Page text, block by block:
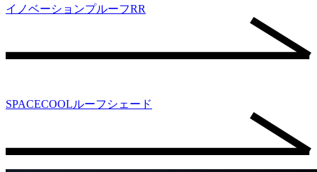
イノベーションプルーフRR
SPACECOOLルーフシェード